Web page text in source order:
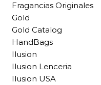
Fragancias Originales
Gold
Gold Catalog
HandBags
Ilusion
Ilusion Lenceria
Ilusion USA